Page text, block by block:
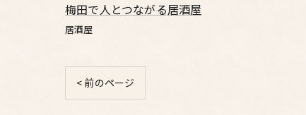
梅田で人とつながる居酒屋
居酒屋
< 前のページ